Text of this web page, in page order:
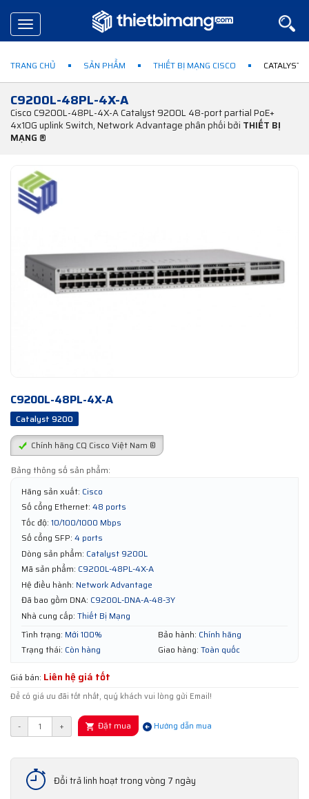
Toggle
navigation
TRANG CHỦ SẢN PHẨM THIẾT BỊ MẠNG CISCO CATALYST
C9200L-48PL-4X-A
Cisco C9200L-48PL-4X-A Catalyst 9200L 48-port partial PoE+
4x10G uplink Switch, Network Advantage phân phối bởi THIẾT BỊ
MẠNG ®
C9200L-48PL-4X-A
Catalyst 9200
Chính hãng CQ Cisco Việt Nam ®
Bảng thông số sản phẩm:
Hãng sản xuất: Cisco
Số cổng Ethernet: 48 ports
Tốc độ: 10/100/1000 Mbps
Số cổng SFP: 4 ports
Dòng sản phẩm: Catalyst 9200L
Mã sản phẩm: C9200L-48PL-4X-A
Hệ điều hành: Network Advantage
Đã bao gồm DNA: C9200L-DNA-A-48-3Y
Nhà cung cấp: Thiết Bị Mạng
Tình trạng: Mới 100% Bảo hành: Chính hãng
Trạng thái: Còn hàng Giao hàng: Toàn quốc
Giá bán: Liên hệ giá tốt
Để có giá ưu đãi tốt nhất, quý khách vui lòng gửi Email!
- + Đặt mua Hướng dẫn mua
Đổi trả linh hoạt trong vòng 7 ngày